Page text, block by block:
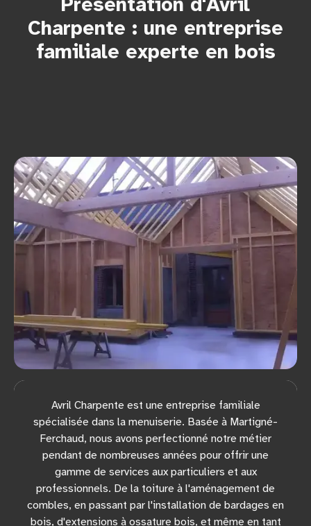
Charpente : une entreprise
familiale experte en bois
Avril Charpente est une entreprise familiale
spécialisée dans la menuiserie. Basée à Martigné-
Ferchaud, nous avons perfectionné notre métier
pendant de nombreuses années pour offrir une
gamme de services aux particuliers et aux
professionnels. De la toiture à l'aménagement de
combles, en passant par l'installation de bardages en
bois, d'extensions à ossature bois, et même en tant